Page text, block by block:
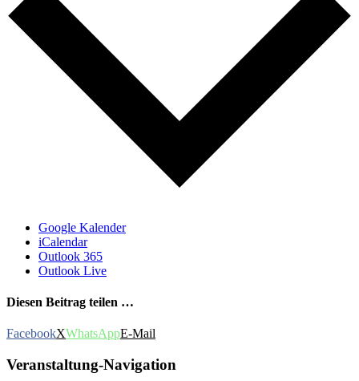
Google Kalender
iCalendar
Outlook 365
Outlook Live
Diesen Beitrag teilen …
FacebookXWhatsAppE-Mail
Veranstaltung-Navigation